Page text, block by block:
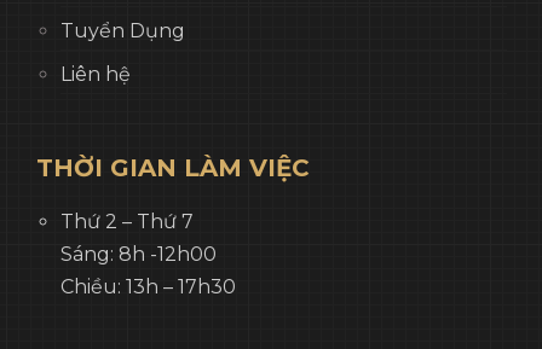
Tuyển Dụng
Liên hệ
THỜI GIAN LÀM VIỆC
Thứ 2 – Thứ 7
Sáng: 8h -12h00
Chiều: 13h – 17h30